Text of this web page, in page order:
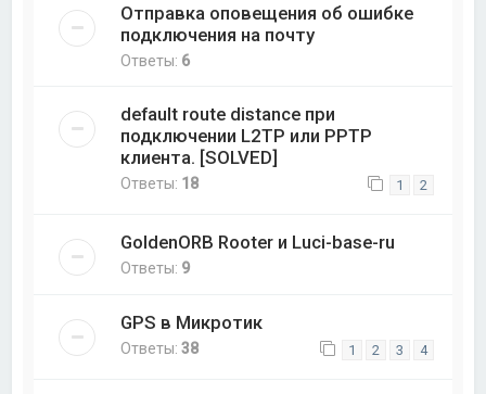
Отправка оповещения об ошибке
подключения на почту
Ответы: 6
default route distance при
подключении L2TP или PPTP
клиента. [SOLVED]
Ответы: 18 1 2
GoldenORB Rooter и Luci-base-ru
Ответы: 9
GPS в Микротик
Ответы:38 1 2 3 4